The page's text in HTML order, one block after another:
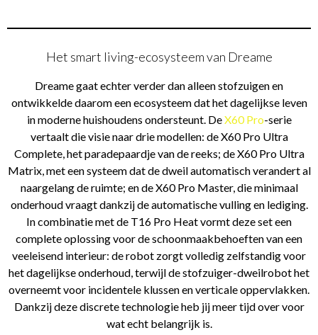
Het smart living-ecosysteem van Dreame
Dreame gaat echter verder dan alleen stofzuigen en
ontwikkelde daarom een ecosysteem dat het dagelijkse leven
in moderne huishoudens ondersteunt. DeX60 Pro-serie
vertaalt die visie naar drie modellen: de X60 Pro Ultra
Complete, het paradepaardje van de reeks; de X60 Pro Ultra
Matrix, met een systeem dat de dweil automatisch verandert al
naargelang de ruimte; en de X60 Pro Master, die minimaal
onderhoud vraagt dankzij de automatische vulling en lediging.
In combinatie met de T16 Pro Heat vormt deze set een
complete oplossing voor de schoonmaakbehoeften van een
veeleisend interieur: de robot zorgt volledig zelfstandig voor
het dagelijkse onderhoud, terwijl de stofzuiger-dweilrobot het
overneemt voor incidentele klussen en verticale oppervlakken.
Dankzij deze discrete technologie heb jij meer tijd over voor
wat echt belangrijk is.